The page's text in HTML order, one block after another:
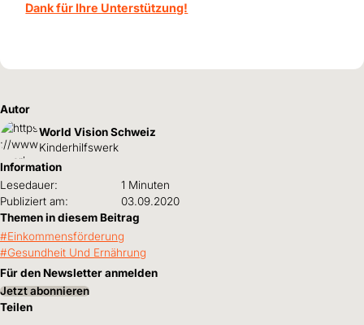
Dank für Ihre Unterstützung!
Autor
World Vision Schweiz
Kinderhilfswerk
Information
Lesedauer:
1 Minuten
Publiziert am:
03.09.2020
Themen in diesem Beitrag
Einkommensförderung
Gesundheit Und Ernährung
Für den Newsletter anmelden
Jetzt abonnieren
Teilen